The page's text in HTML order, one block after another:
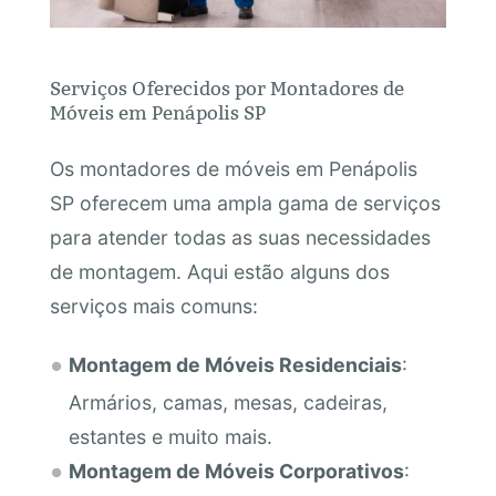
Serviços Oferecidos por Montadores de
Móveis em Penápolis SP
Os montadores de móveis em Penápolis
SP oferecem uma ampla gama de serviços
para atender todas as suas necessidades
de montagem. Aqui estão alguns dos
serviços mais comuns:
Montagem de Móveis Residenciais:
Armários, camas, mesas, cadeiras,
estantes e muito mais.
Montagem de Móveis Corporativos: